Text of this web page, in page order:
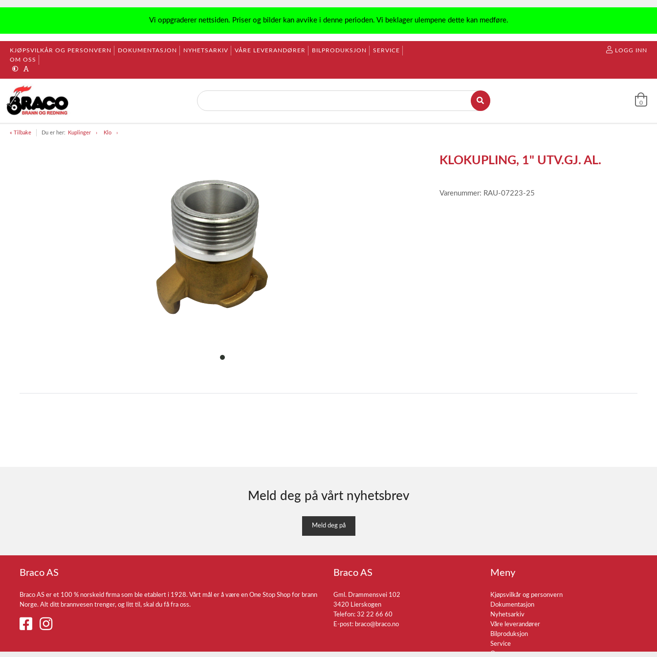
Vi oppgraderer nettsiden. Priser og bilder kan avvike i denne perioden. Vi beklager ulempene dette kan medføre.
KJØPSVILKÅR OG PERSONVERN DOKUMENTASJON NYHETSARKIV VÅRE LEVERANDØRER BILPRODUKSJON
SERVICE
OM OSS
LOGG INN
0
« Tilbake Du er her: Kuplinger Klo
item
of
KLOKUPLING, 1" UTV.GJ. AL.
Varenummer: RAU-07223-25
Meld deg på vårt nyhetsbrev
Meld deg på
Braco AS
Braco AS er et 100 % norskeid firma som ble etablert i 1928. Vårt mål er å være en One Stop Shop for brann
Norge. Alt ditt brannvesen trenger, og litt til, skal du få fra oss.
Braco AS
Gml. Drammensvei 102
3420 Lierskogen
Telefon: 32 22 66 60
E-post: braco@braco.no
Meny
Kjøpsvilkår og personvern
Dokumentasjon
Nyhetsarkiv
Våre leverandører
Bilproduksjon
Service
Om oss